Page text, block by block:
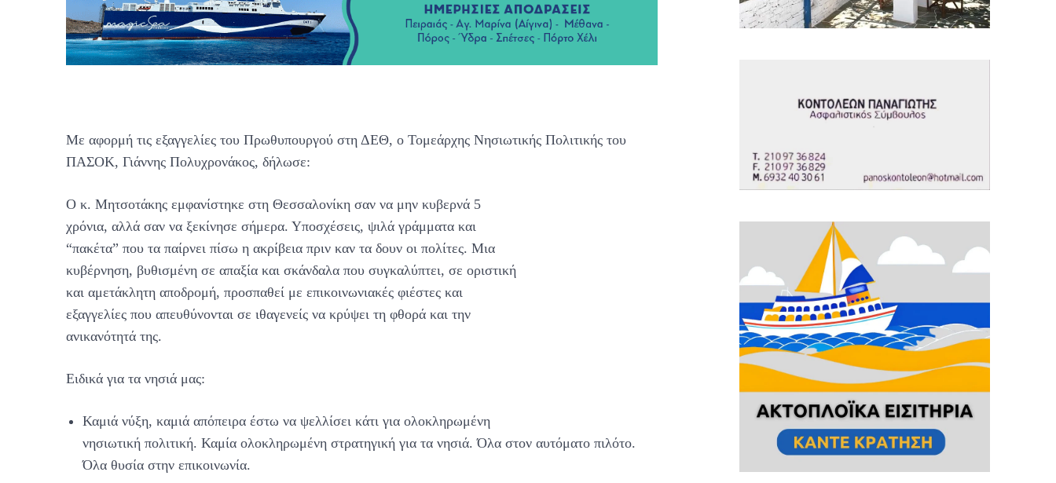
Με αφορμή τις εξαγγελίες του Πρωθυπουργού στη ΔΕΘ, ο Τομεάρχης Νησιωτικής Πολιτικής του
ΠΑΣΟΚ, Γιάννης Πολυχρονάκος, δήλωσε:
Ο κ. Μητσοτάκης εμφανίστηκε στη Θεσσαλονίκη σαν να μην κυβερνά 5
χρόνια, αλλά σαν να ξεκίνησε σήμερα. Υποσχέσεις, ψιλά γράμματα και
“πακέτα” που τα παίρνει πίσω η ακρίβεια πριν καν τα δουν οι πολίτες. Μια
κυβέρνηση, βυθισμένη σε απαξία και σκάνδαλα που συγκαλύπτει, σε οριστική
και αμετάκλητη αποδρομή, προσπαθεί με επικοινωνιακές φιέστες και
εξαγγελίες που απευθύνονται σε ιθαγενείς να κρύψει τη φθορά και την
ανικανότητά της.
Ειδικά για τα νησιά μας:
Καμιά νύξη, καμιά απόπειρα έστω να ψελλίσει κάτι για ολοκληρωμένη
νησιωτική πολιτική. Καμία ολοκληρωμένη στρατηγική για τα νησιά. Όλα στον αυτόματο πιλότο.
Όλα θυσία στην επικοινωνία.